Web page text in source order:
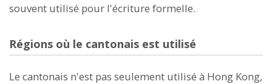
souvent utilisé pour l'écriture formelle.
Régions où le cantonais est utilisé
Le cantonais n'est pas seulement utilisé à Hong Kong,